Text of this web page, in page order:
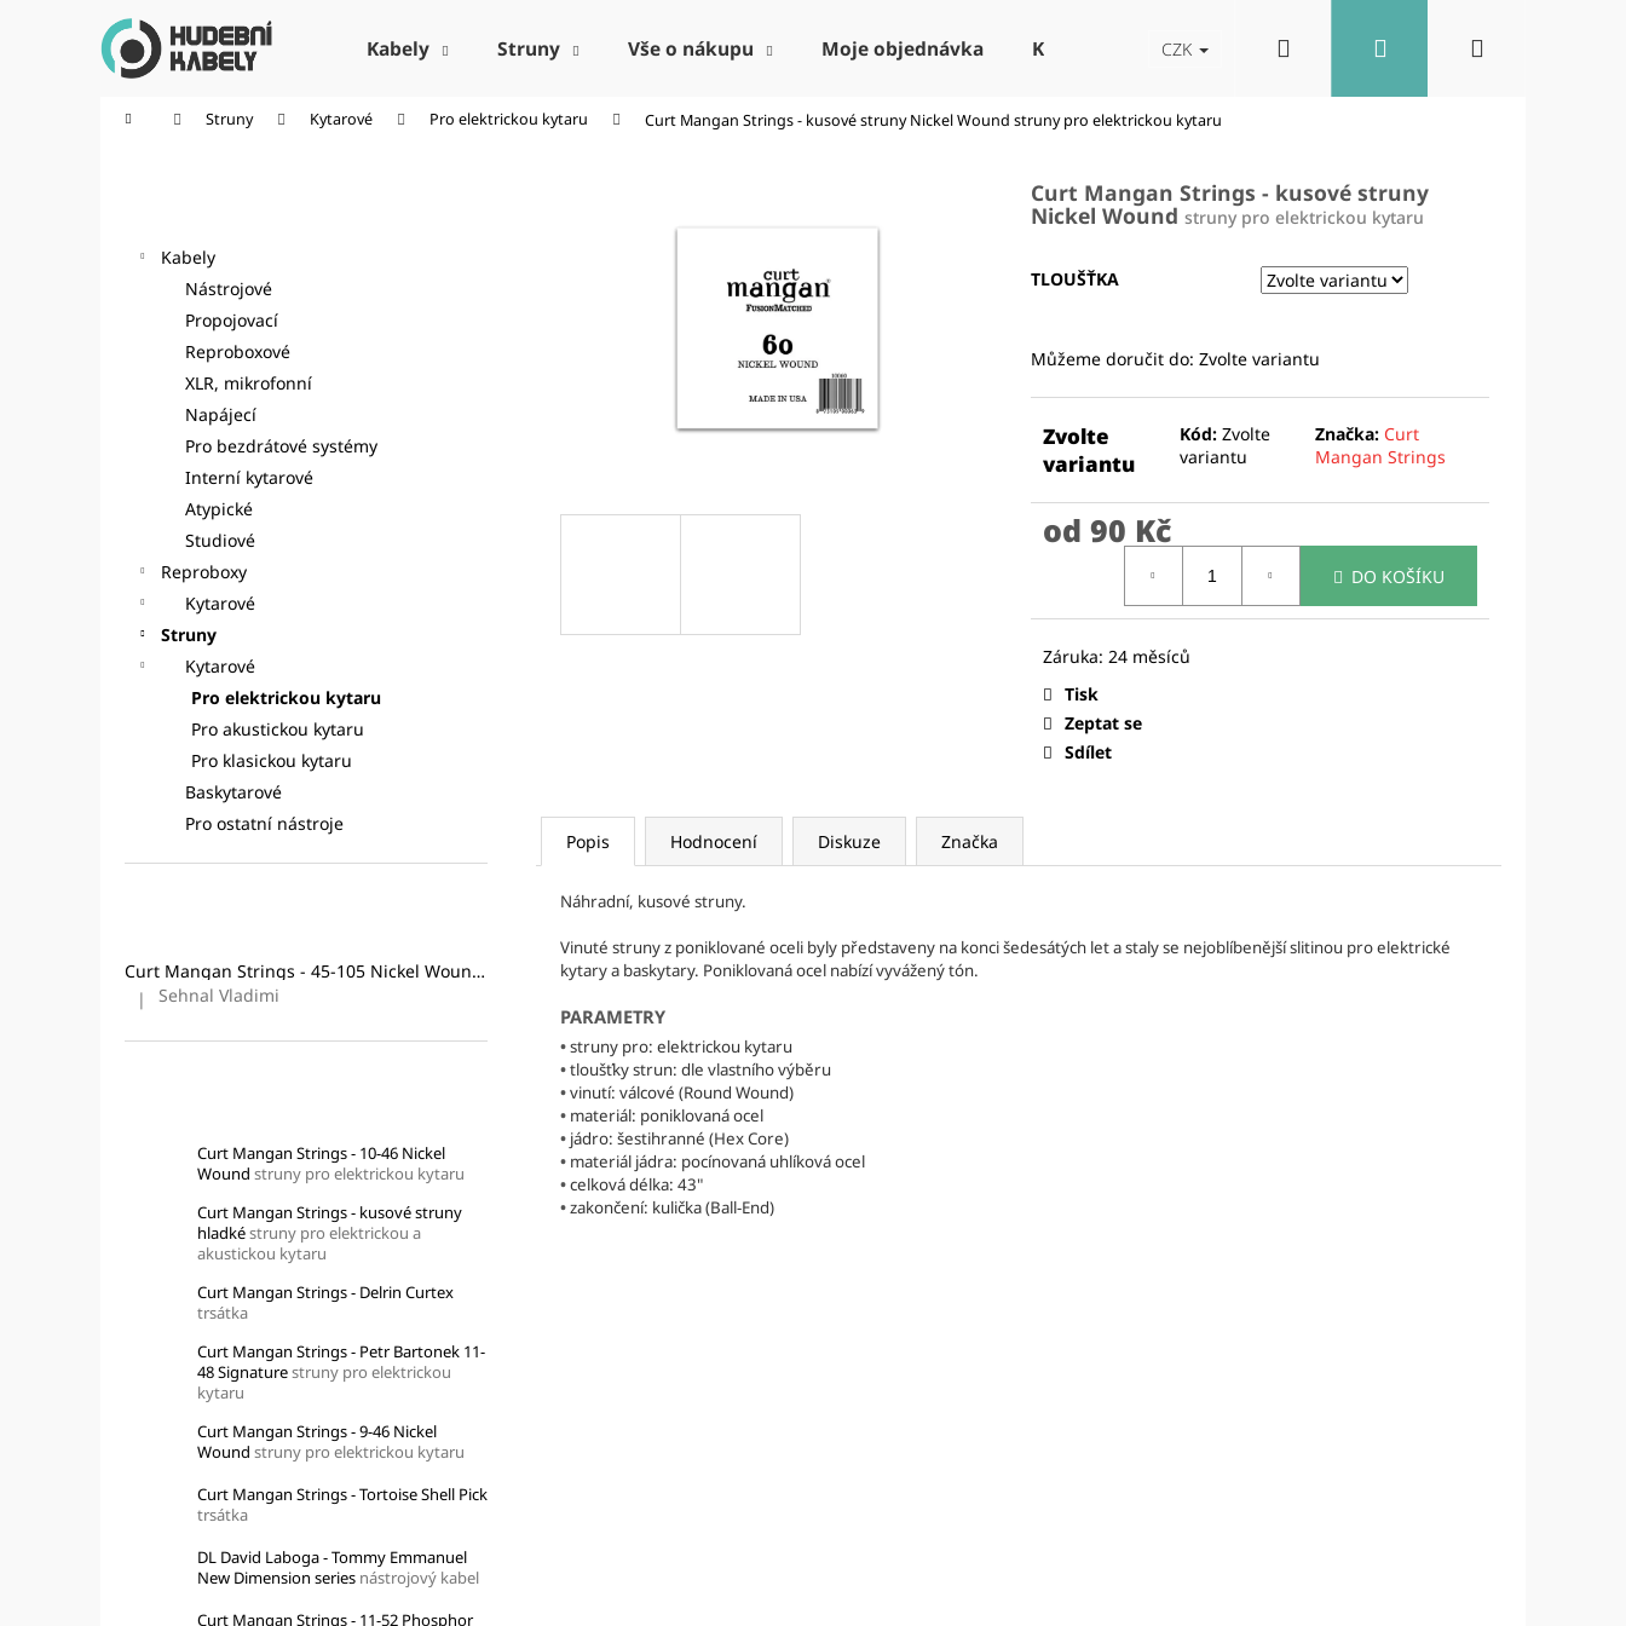
Kabely Struny Vše o nákupu Moje objednávka Kontakt Blog Reproboxy
CZK Přihlášení
Domů Struny Kytarové Pro elektrickou kytaru Curt Mangan Strings - kusové struny Nickel Wound struny pro elektrickou kytaru
Kabely
Nástrojové
Propojovací
Reproboxové
XLR, mikrofonní
Napájecí
Pro bezdrátové systémy
Interní kytarové
Atypické
Studiové
Reproboxy
Kytarové
Struny
Kytarové
Pro elektrickou kytaru
Pro akustickou kytaru
Pro klasickou kytaru
Baskytarové
Pro ostatní nástroje
Curt Mangan Strings - 45-105 Nickel Wound (4-String) Bass
struny pro baskytaru
Hodnocení produktu je 5 z 5 hvězdiček.
| Sehnal Vladimi
Curt Mangan Strings - 10-46 Nickel
Wound struny pro elektrickou kytaru
Curt Mangan Strings - kusové struny
hladkéstruny pro elektrickou a
akustickou kytaru
Curt Mangan Strings - Delrin Curtex
trsátka
Curt Mangan Strings - Petr Bartonek 11-
48 Signaturestruny pro elektrickou
kytaru
Curt Mangan Strings - 9-46 Nickel
Wound struny pro elektrickou kytaru
Curt Mangan Strings - Tortoise Shell Pick
trsátka
DL David Laboga - Tommy Emmanuel
New Dimension series nástrojový kabel
Curt Mangan Strings - 11-52 Phosphor
Curt Mangan Strings - kusové struny
Nickel Wound struny pro elektrickou kytaru
TLOUŠŤKA
Můžeme doručit do: Zvolte variantu
Zvolte
variantu
Kód: Zvolte
variantu
Značka: Curt
Mangan Strings
od 90 Kč
DO KOŠÍKU
Tisk
Zeptat se
Sdílet
Popis Hodnocení Diskuze Značka
Náhradní, kusové struny.
Vinuté struny z poniklované oceli byly představeny na konci šedesátých let a staly se nejoblíbenější slitinou pro elektrické
kytary a baskytary. Poniklovaná ocel nabízí vyvážený tón.
PARAMETRY
•struny pro: elektrickou kytaru
•tloušťky strun: dle vlastního výběru
•vinutí: válcové (Round Wound)
• materiál: poniklovaná ocel
• jádro: šestihranné (Hex Core)
• materiál jádra: pocínovaná uhlíková ocel
•celková délka: 43"
•zakončení: kulička (Ball-End)
Zpět
Zpět
Co potřebujete najít?
HLEDAT
Doporučujeme
CURT MANGAN STRINGS - 10-46
NICKEL WOUND
ELEKTRICKOU KYTARU
Původně:
CURT MANGAN STRINGS - DELRIN